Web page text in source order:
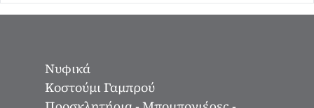
Νυφικά
Κοστούμι Γαμπρού